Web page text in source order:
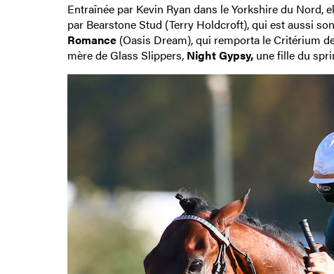
Entraînée par Kevin Ryan dans le Yorkshire du Nord,
par Bearstone Stud (Terry Holdcroft), qui est aussi
Romance(Oasis Dream), qui remporta le Critérium
mère de Glass Slippers, Night Gypsy, une fille du